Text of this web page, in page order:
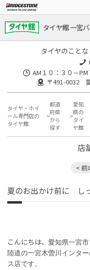
タイヤ館 一宮
タイヤのこと
AM１０：３０－
〒491-0032
タイヤ・ホイ
ール専門店の
タイヤ館
都道
府県
から
探す
愛知
県の
タイ
ヤ館
店
< 前
夏のお出かけ前に し
こんにちは、 愛知県一宮
陸道の一宮木曽川インタ
ス店です。